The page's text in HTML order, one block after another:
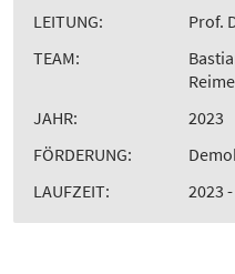
LEITUNG:
Prof.
TEAM:
JAHR:
2023
FÖRDERUNG:
LAUFZEIT:
2023